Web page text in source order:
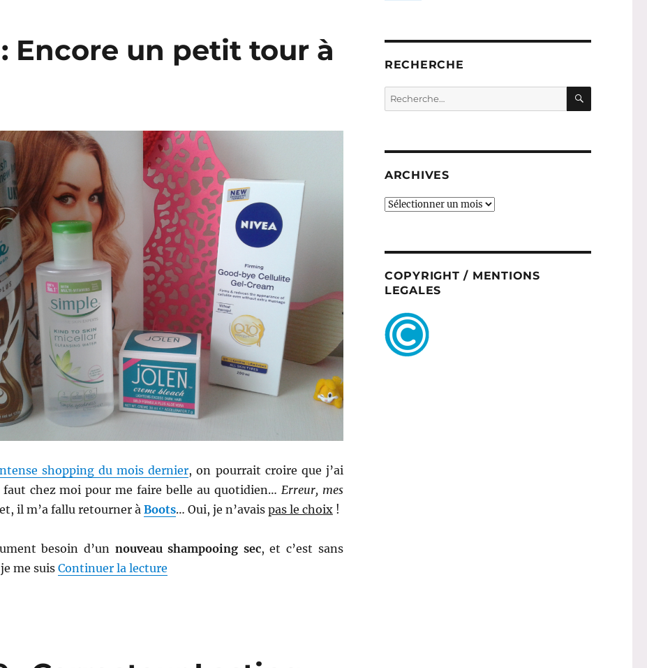
Encore un petit tour à
shopping du mois dernier, on pourrait croire que j’ai
faut chez moi pour me faire belle au quotidien… Erreur, mes
il m’a fallu retourner à Boots… Oui, je n’avais pas le choix!
besoin d’un nouveau shampooing sec, et c’est sans
me suis Continuer la lecturede « Shopping # 263 : Encore un petit tour à Boots… »
RECHERCHE
Recherche
pour :
ARCHIVES
ARCHIVES
COPYRIGHT / MENTIONS
LEGALES